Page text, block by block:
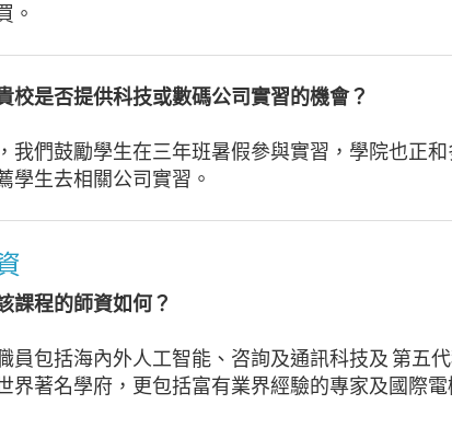
。
校是否提供科技或數碼公司實習的機會？
我們鼓勵學生在三年班暑假參與實習，學院也正
學生去相關公司實習。
課程的師資如何？
員包括海內外人工智能、咨詢及通訊科技及 第五
界著名學府，更包括富有業界經驗的專家及國際電